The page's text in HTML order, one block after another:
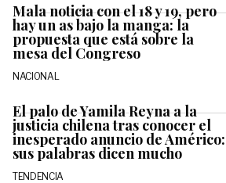
Mala noticia con el 18 y 19, pero
hay un as bajo la manga: la
propuesta que está sobre la
mesa del Congreso
NACIONAL
El palo de Yamila Reyna a la
justicia chilena tras conocer el
inesperado anuncio de Américo:
sus palabras dicen mucho
TENDENCIA